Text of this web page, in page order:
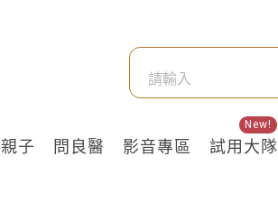
親子 問良醫 影音專區 試用大隊
New!